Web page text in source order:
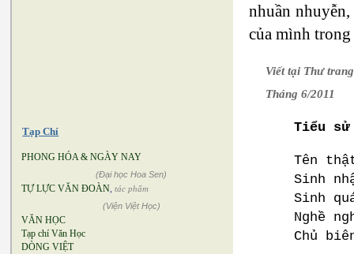
Tạp Chí
PHONG HÓA & NGÀY NAY
(Đại học Hoa Sen)
TỰ LỰC VĂN ĐOÀN, tác phẩm
(Viện Việt Học)
VĂN HỌC
Tạp chí Văn Học
DÒNG VIỆT
nhuần
của mình
Viết tại Thư
Tháng 6/2011
Tiểu sử
Tên
Sinh
Sinh
Nghề
Chủ